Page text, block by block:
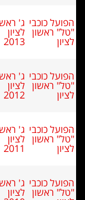
כוכבי
ראשון
ג' ראשון
לציון
2013 לציון
כוכבי
ראשון
ג' ראשון
לציון
2012 לציון
כוכבי
ראשון
ג' ראשון
לציון
2011 לציון
כוכבי
ראשון
ג' ראשון
לציון